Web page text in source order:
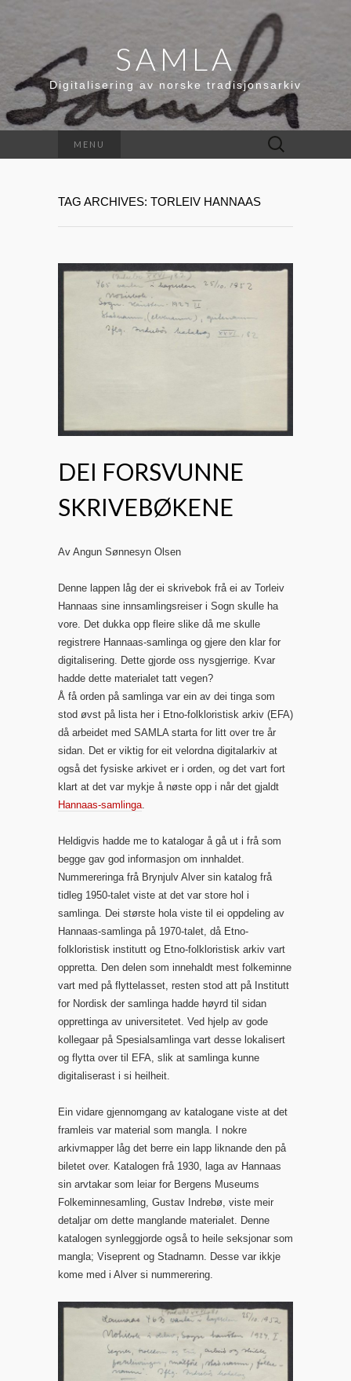
SAMLA
Digitalisering av norske tradisjonsarkiv
MENU
Leit
etter:
TAG ARCHIVES: TORLEIV HANNAAS
DEI FORSVUNNE
SKRIVEBØKENE
Av Angun Sønnesyn Olsen
Denne lappen låg der ei skrivebok frå ei av Torleiv
Hannaas sine innsamlingsreiser i Sogn skulle ha
vore. Det dukka opp fleire slike då me skulle
registrere Hannaas-samlinga og gjere den klar for
digitalisering. Dette gjorde oss nysgjerrige. Kvar
hadde dette materialet tatt vegen?
Å få orden på samlinga var ein av dei tinga som
stod øvst på lista her i Etno-folkloristisk arkiv (EFA)
då arbeidet med SAMLA starta for litt over tre år
sidan. Det er viktig for eit velordna digitalarkiv at
også det fysiske arkivet er i orden, og det vart fort
klart at det var mykje å nøste opp i når det gjaldt
Hannaas-samlinga.
Heldigvis hadde me to katalogar å gå ut i frå som
begge gav god informasjon om innhaldet.
Nummereringa frå Brynjulv Alver sin katalog frå
tidleg 1950-talet viste at det var store hol i
samlinga. Dei største hola viste til ei oppdeling av
Hannaas-samlinga på 1970-talet, då Etno-
folkloristisk institutt og Etno-folkloristisk arkiv vart
oppretta. Den delen som innehaldt mest folkeminne
vart med på flyttelasset, resten stod att på Institutt
for Nordisk der samlinga hadde høyrd til sidan
opprettinga av universitetet. Ved hjelp av gode
kollegaar på Spesialsamlinga vart desse lokalisert
og flytta over til EFA, slik at samlinga kunne
digitaliserast i si heilheit.
Ein vidare gjennomgang av katalogane viste at det
framleis var material som mangla. I nokre
arkivmapper låg det berre ein lapp liknande den på
biletet over. Katalogen frå 1930, laga av Hannaas
sin arvtakar som leiar for Bergens Museums
Folkeminnesamling, Gustav Indrebø, viste meir
detaljar om dette manglande materialet. Denne
katalogen synleggjorde også to heile seksjonar som
mangla; Viseprent og Stadnamn. Desse var ikkje
kome med i Alver si nummerering.